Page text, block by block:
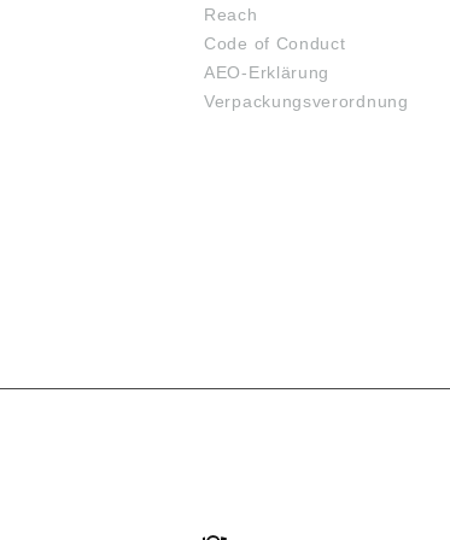
Reach
Code of Conduct
AEO-Erklärung
Verpackungsverordnung